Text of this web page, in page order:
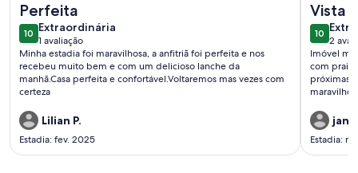
Perfeita
1010 de 10
Extraordinária
extraordinária
1 avaliação
(1
avaliação)
Minha estadia foi maravilhosa, a anfitriã foi perfeita e nos
recebeu muito bem e com um delicioso lanche da
manhã.Casa perfeita e confortável.Voltaremos mas vezes com
certeza
Lilian P.
Estadia: fev. 2025
Vista
1010 de 10
2
(2
Imóvel
com praia
próximas.
Estadia: